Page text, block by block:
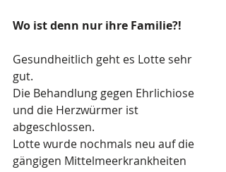
Wo ist denn nur ihre Familie?!
Gesundheitlich geht es Lotte sehr
gut.
Die Behandlung gegen Ehrlichiose
und die Herzwürmer ist
abgeschlossen.
Lotte wurde nochmals neu auf die
gängigen Mittelmeerkrankheiten